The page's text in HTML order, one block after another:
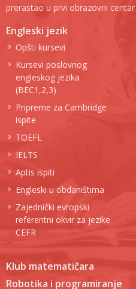
prerastao u prvi obrazovni
Engleski jezik
Opšti kursevi
Kursevi poslovnog
engleskog jezika
(BEC1,2,3)
Pripreme za Cambridge
ispite
TOEFL
IELTS
Aptis ispiti
Engleski u obdaništima
Zajednički evropski
referentni okvir za jezike
CEFR
Klub matematičara
Robotika i programiranje